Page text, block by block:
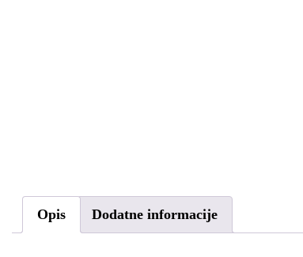
Opis Dodatne informacije